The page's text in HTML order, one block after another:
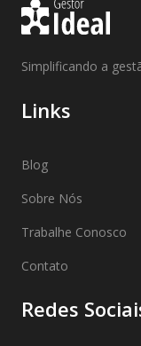
Simplificando a
Links
Blog
Sobre Nós
Trabalhe Conosco
Contato
Redes